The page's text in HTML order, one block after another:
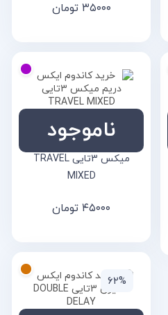
۳۵۰۰۰ تومان
ناموجود
خرید کاندوم ایکس دریم
میکس 3تایی TRAVEL
MIXED
۴۵۰۰۰ تومان
۶۲%